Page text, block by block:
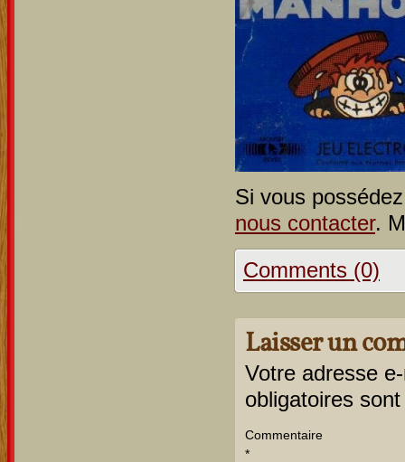
Si vous
nous contacter.
Comments (0)
Laisser un
Votre adresse
obligatoires
Commentaire
*